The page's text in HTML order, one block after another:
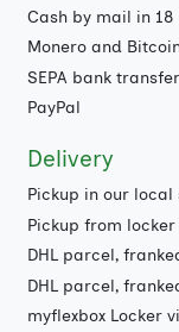
Cash by mail in
Monero and
SEPA bank transfer
PayPal
Delivery
Pickup in our local
Pickup from
DHL parcel,
DHL parcel,
myflexbox Locker